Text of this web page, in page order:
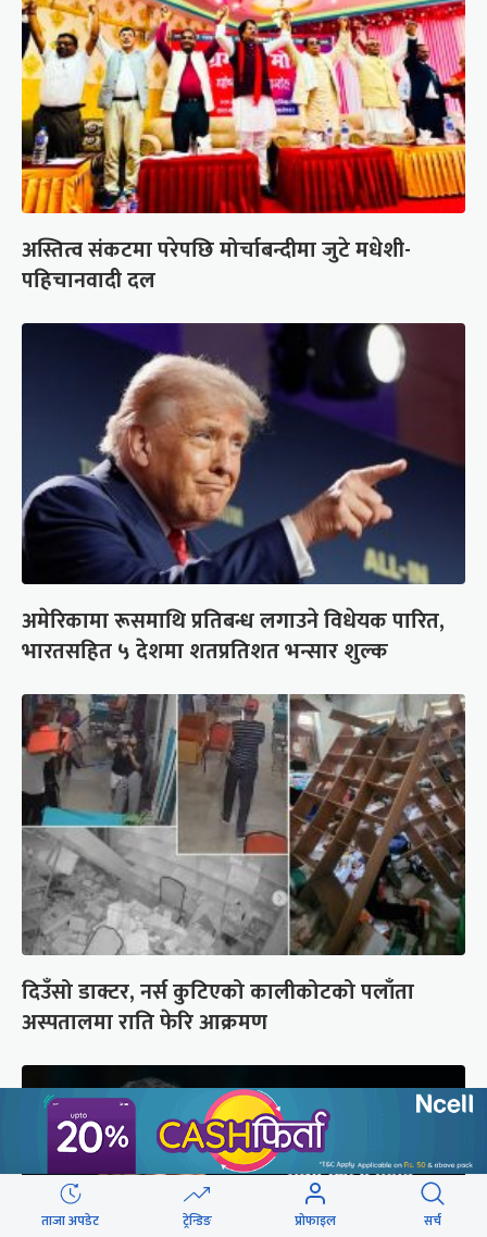
अस्तित्व संकटमा परेपछि मोर्चाबन्दीमा जुटे मधेशी-
पहिचानवादी दल
अमेरिकामा रूसमाथि प्रतिबन्ध लगाउने विधेयक पारित,
भारतसहित ५ देशमा शतप्रतिशत भन्सार शुल्क
दिउँसो डाक्टर, नर्स कुटिएको कालीकोटको पलाँता
अस्पतालमा राति फेरि आक्रमण
ताजा अपडेट ट्रेन्डिङ प्रोफाइल सर्च